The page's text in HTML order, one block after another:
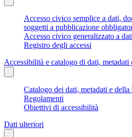
Accesso civico semplice a dati,
soggetti a pubblicazione
Accesso civico generalizzato a
Registro degli accessi
Accessibilità e catalogo di dati, metadati
Catalogo dei dati, metadati e della
Regolamenti
Obiettivi di accessibilità
Dati ulteriori